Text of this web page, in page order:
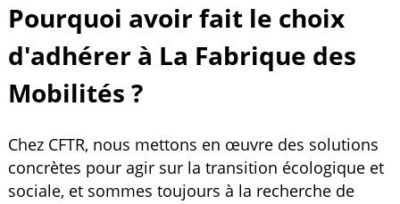
Pourquoi avoir fait le choix
d'adhérer à La Fabrique des
Mobilités ?
Chez CFTR, nous mettons en œuvre des solutions
concrètes pour agir sur la transition écologique et
sociale, et sommes toujours à la recherche de